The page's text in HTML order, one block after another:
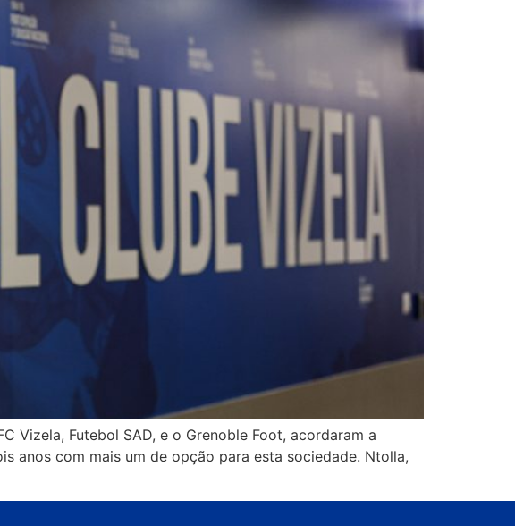
Vizela, Futebol SAD, e o Grenoble Foot, acordaram a
anos com mais um de opção para esta sociedade. Ntolla,